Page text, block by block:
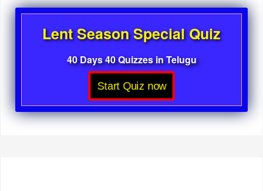
Lent Season Special Quiz
40 Days 40 Quizzes in Telugu
Start Quiz now